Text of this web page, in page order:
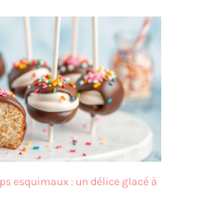
lavable au lave-vaisselle et
convient à un usage
professionnel ou
domestique
Multifonctionnel en
cuisine et en pâtisserie –
Ustensile de cuisine
polyvalent: Utilisez-le non
seulement pour la
cupcakes, pâtes), mais
esquimaux : un délice glacé à